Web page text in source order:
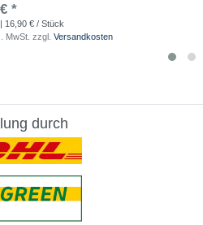
*
| 16,90 € / Stück
MwSt. zzgl. Versandkosten
durch